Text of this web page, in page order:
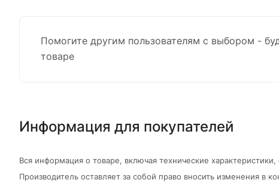
Помогите другим пользователям с выбором -
товаре
Информация для покупателей
Вся информация о товаре, включая технические
Производитель оставляет за собой право вносить изменения